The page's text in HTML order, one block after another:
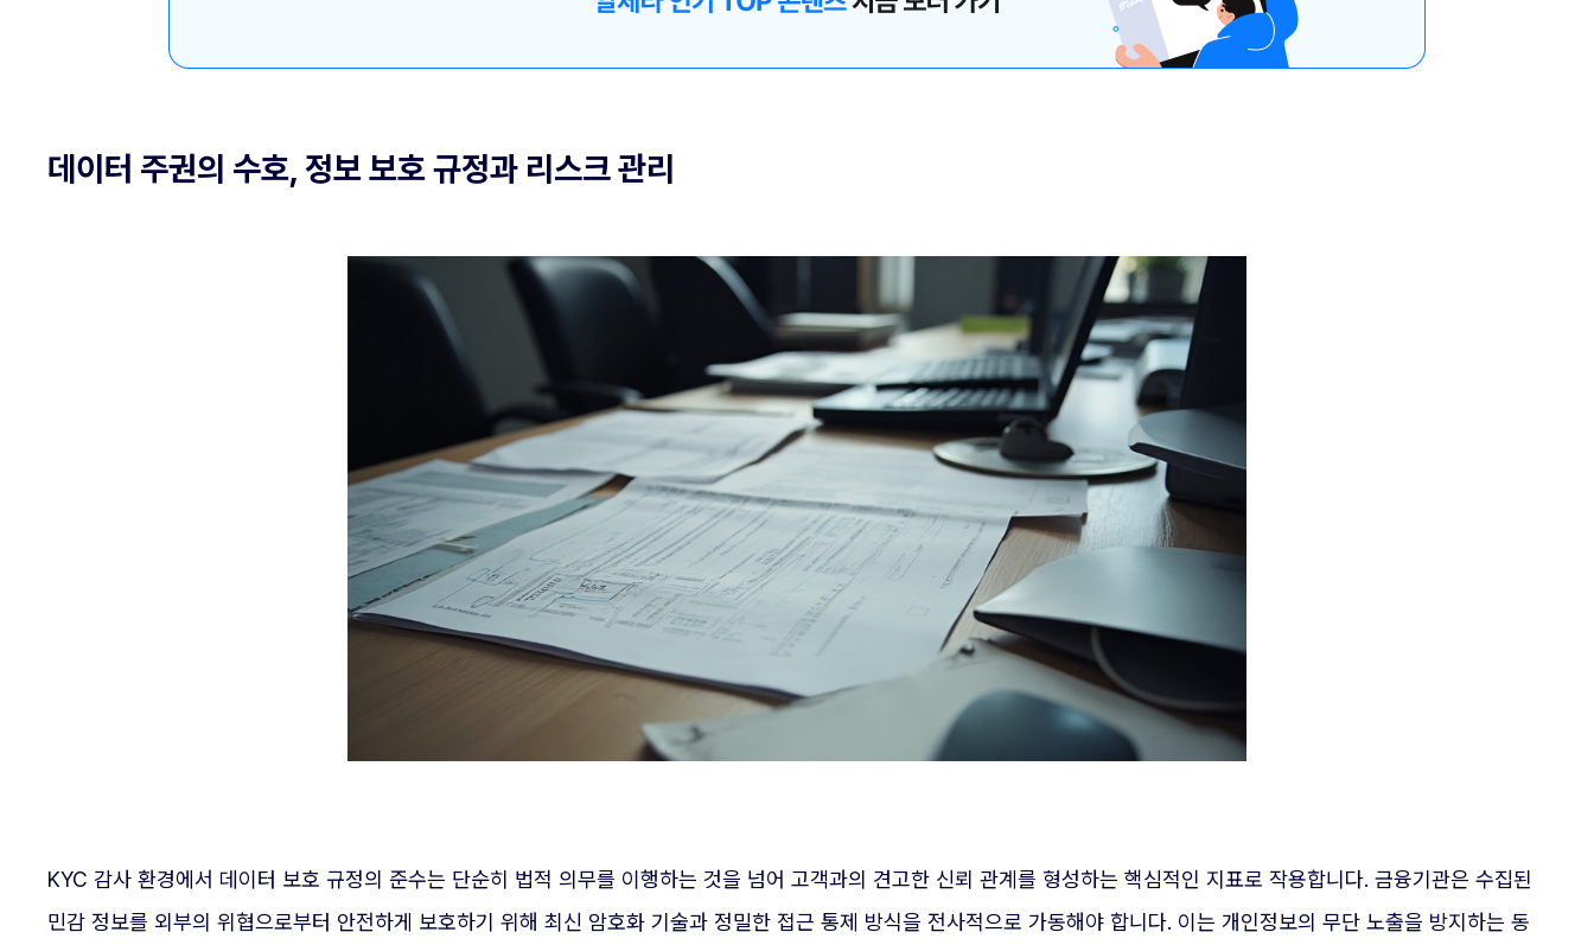
데이터 주권의 수호, 정보 보호 규정과 리스크 관리
KYC 감사 환경에서 데이터 보호 규정의 준수는 단순히 법적 의무를 이행하는 것을 넘어 고객과의 견고한 신뢰 관계를 형성하는 핵심적인 지표로 작용합니다. 금융기관은 수집된
민감 정보를 외부의 위협으로부터 안전하게 보호하기 위해 최신 암호화 기술과 정밀한 접근 통제 방식을 전사적으로 가동해야 합니다. 이는 개인정보의 무단 노출을 방지하는 동